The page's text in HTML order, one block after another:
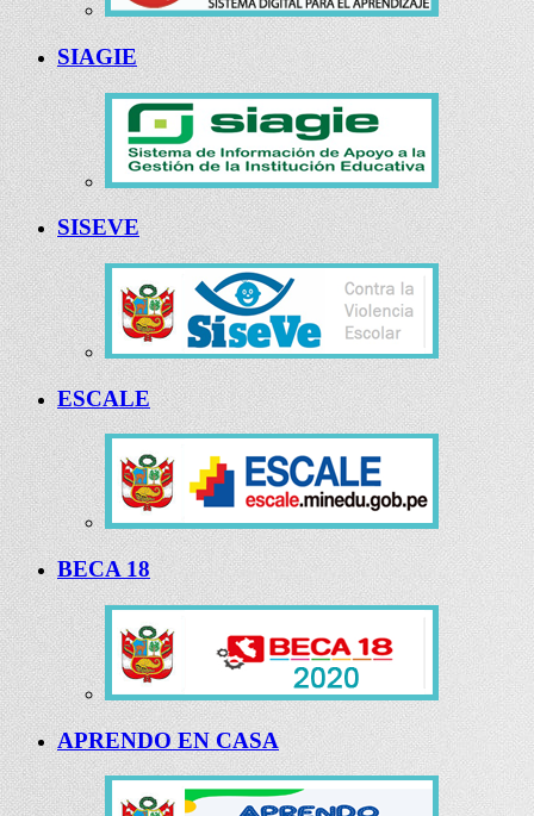
SIAGIE
SISEVE
ESCALE
BECA 18
APRENDO EN CASA